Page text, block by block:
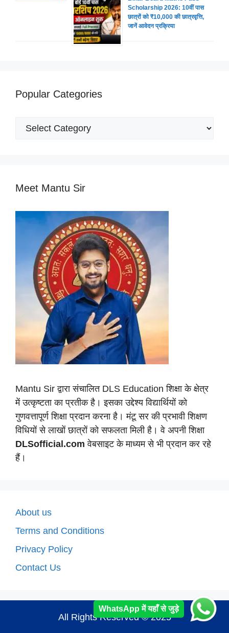
Scholarship 2026: 10वीं पास
छात्रों को ₹10,000 की छात्रवृत्ति,
जानें आवेदन प्रक्रिया
Popular Categories
Popular
Meet Mantu Sir
Mantu Sir द्वारा संचालित DLS Education शिक्षा के क्षेत्र
में उत्कृष्टता का प्रतीक है। इसका उद्देश्य विद्यार्थियों को
गुणवत्तापूर्ण शिक्षा प्रदान करना है। मंटू सर की प्रभावी शिक्षण
विधियों से लाखों छात्रों को सफलता मिली है। वे अपनी शिक्षा
DLSofficial.com वेबसाइट के माध्यम से भी प्रदान कर रहे
हैं।
About us
Terms and Conditions
Privacy Policy
Contact Us
All Rights Reserved © 2025
WhatsApp में यहाँ से जुड़े